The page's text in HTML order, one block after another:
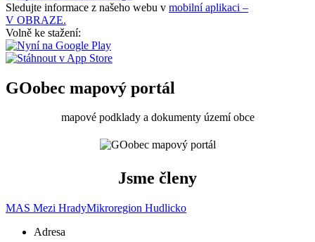
Sledujte informace z našeho webu v mobilní aplikaci –
V OBRAZE.
Volně ke stažení:
GOobec mapový portál
mapové podklady a dokumenty území obce
Jsme členy
MAS Mezi HradyMikroregion Hudlicko
Adresa